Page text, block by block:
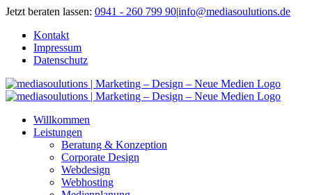
Zum
springen
Jetzt beraten lassen: 0941 - 260 799 90|info@mediasoulutions.de
Kontakt
Impressum
Datenschutz
Willkommen
Leistungen
Beratung & Konzeption
Corporate Design
Webdesign
Webhosting